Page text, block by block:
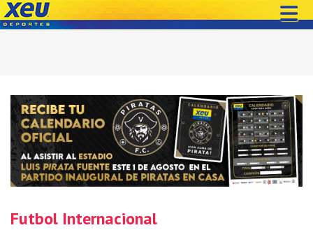
Futbol Internacional